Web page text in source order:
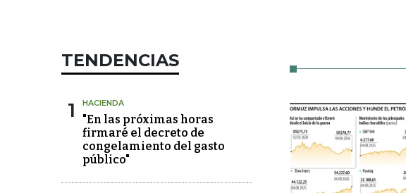
TENDENCIAS
1 HACIENDA
"En las próximas horas
firmaré el decreto de
congelamiento del gasto
público"